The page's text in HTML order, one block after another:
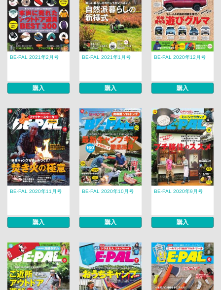
BE-PAL 2021年2月号
購入
BE-PAL 2021年1月号
購入
BE-PAL 2020年12月号
購入
BE-PAL 2020年11月号
購入
BE-PAL 2020年10月号
購入
BE-PAL 2020年9月号
購入